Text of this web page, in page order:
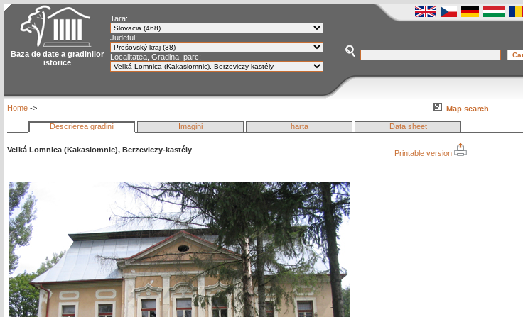
Baza de date a gradinilor
istorice
Tara:
Judetul:
Localitatea, Gradina, parc:
Home -> Map search
Descrierea gradinii Imagini harta Data sheet
Veľká Lomnica (Kakaslomnic), Berzeviczy-kastély Printable version